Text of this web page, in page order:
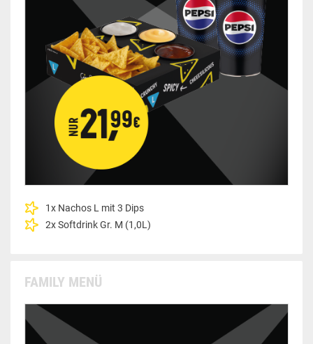
1x Nachos L mit 3 Dips
2x Softdrink Gr. M (1,0L)
FAMILY MENÜ